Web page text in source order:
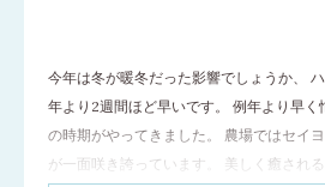
今年は冬が暖冬だった影響でしょうか、
年より2週間ほど早いです。 例年より早
の時期がやってきました。 農場ではセイ
が一面咲き誇っています。 美しく癒され